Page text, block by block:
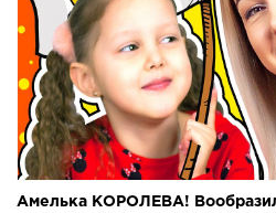
Амелька КОРОЛЕВА!